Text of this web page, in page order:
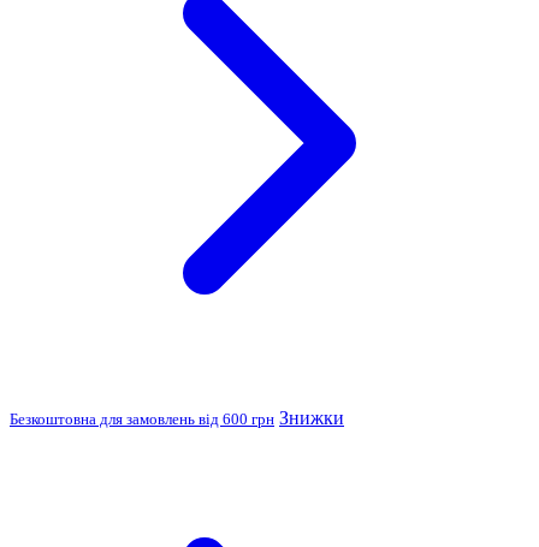
Безкоштовна для замовлень від 600 грн Знижки